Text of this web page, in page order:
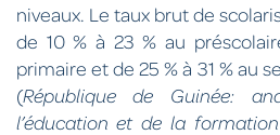
niveaux. Le taux brut de
de 10 % à 23 % au
primaire et de 25 % à 31 % au
(République de Guinée:
l’éducation et de la